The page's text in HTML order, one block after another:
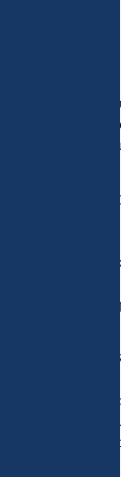
στις
στη συνέχεια
τον οδήγησε
de Monaco
τη
των
την οξίνιση
Tara Pacific
υποστήριξη
αλλαγής